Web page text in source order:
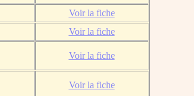
Voir la fiche
Voir la fiche
Voir la fiche
Voir la fiche